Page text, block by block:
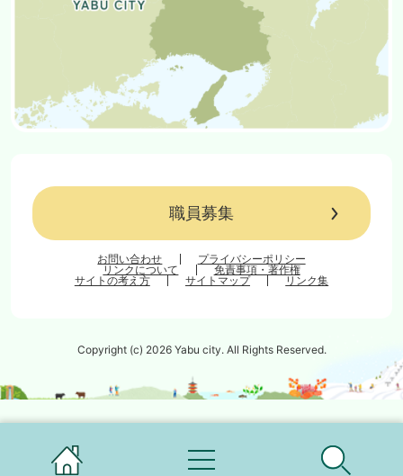
職員募集
お問い合わせ
プライバシーポリシー
リンクについて
免責事項・著作権
サイトの考え方
サイトマップ リンク集
Copyright (c) 2026 Yabu city. All Rights Reserved.